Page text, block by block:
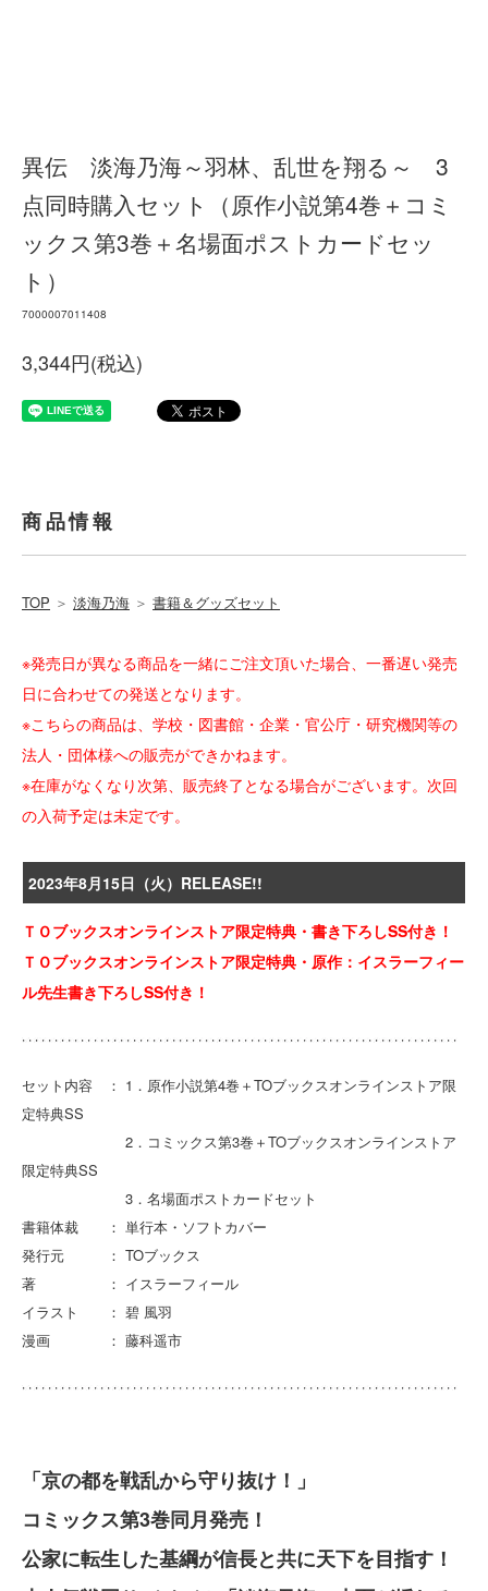
異伝 淡海乃海～羽林、乱世を翔る～ 3
点同時購入セット（原作小説第4巻＋コミ
ックス第3巻＋名場面ポストカードセッ
ト）
7000007011408
3,344円(税込)
商品情報
TOP ＞ 淡海乃海 ＞ 書籍＆グッズセット
※発売日が異なる商品を一緒にご注文頂いた場合、一番遅い発売
日に合わせての発送となります。
※こちらの商品は、学校・図書館・企業・官公庁・研究機関等の
法人・団体様への販売ができかねます。
※在庫がなくなり次第、販売終了となる場合がございます。次回
の入荷予定は未定です。
2023年8月15日（火）RELEASE!!
ＴＯブックスオンラインストア限定特典・書き下ろしSS付き！
ＴＯブックスオンラインストア限定特典・原作：イスラーフィー
ル先生書き下ろしSS付き！
セット内容 ： 1．原作小説第4巻＋TOブックスオンラインストア限
定特典SS
2．コミックス第3巻＋TOブックスオンラインストア
限定特典SS
3．名場面ポストカードセット
書籍体裁 ： 単行本・ソフトカバー
発行元 ： TOブックス
著 ： イスラーフィール
イラスト ： 碧 風羽
漫画 ： 藤科遥市
「京の都を戦乱から守り抜け！」
コミックス第3巻同月発売！
公家に転生した基綱が信長と共に天下を目指す！